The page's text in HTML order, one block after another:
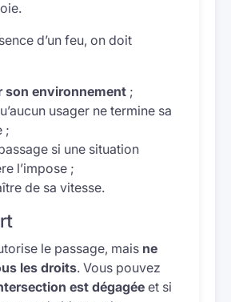
d’un feu, on doit
son environnement ;
usager ne termine sa
;
si une situation
l’impose ;
de sa vitesse.
le passage, mais ne
les droits. Vous pouvez
est dégagée et si